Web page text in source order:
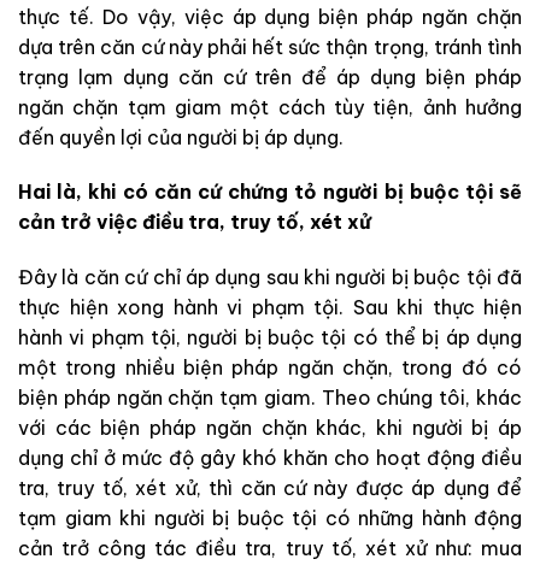
thực tế. Do vậy, việc áp dụng biện pháp ngăn chặn
dựa trên căn cứ này phải hết sức thận trọng, tránh tình
trạng lạm dụng căn cứ trên để áp dụng biện pháp
ngăn chặn tạm giam một cách tùy tiện, ảnh hưởng
đến quyền lợi của người bị áp dụng.
Hai là, khi có căn cứ chứng tỏ người bị buộc tội sẽ
cản trở việc điều tra, truy tố, xét xử
Đây là căn cứ chỉ áp dụng sau khi người bị buộc tội đã
thực hiện xong hành vi phạm tội. Sau khi thực hiện
hành vi phạm tội, người bị buộc tội có thể bị áp dụng
một trong nhiều biện pháp ngăn chặn, trong đó có
biện pháp ngăn chặn tạm giam. Theo chúng tôi, khác
với các biện pháp ngăn chặn khác, khi người bị áp
dụng chỉ ở mức độ gây khó khăn cho hoạt động điều
tra, truy tố, xét xử, thì căn cứ này được áp dụng để
tạm giam khi người bị buộc tội có những hành động
cản trở công tác điều tra, truy tố, xét xử như: mua